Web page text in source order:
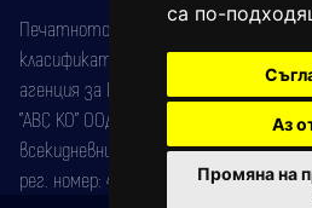
са по-
Аз
Промяна на
Печатното издание на вестника е
класификатор на печатните издания
агенция за ISSN) под номер: ISSN 1312-
"АВС КО" ООД е притежател на
всекидневник на югозападна
рег. номер: 47857/11.05.2004 година.